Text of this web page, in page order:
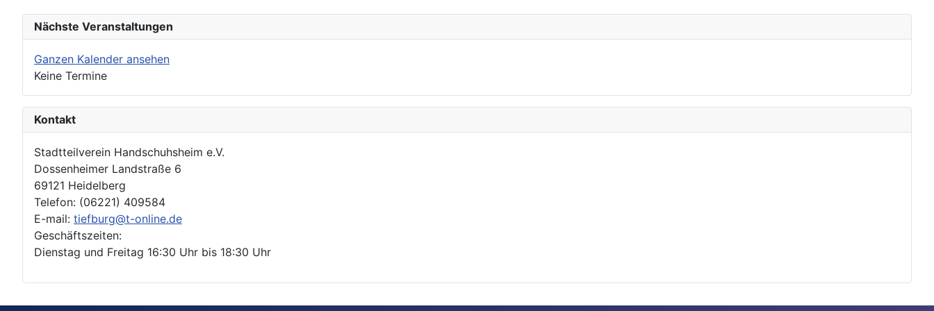
Nächste Veranstaltungen
Ganzen Kalender ansehen
Keine Termine
Kontakt
Stadtteilverein Handschuhsheim e.V.
Dossenheimer Landstraße 6
69121 Heidelberg
Telefon: (06221) 409584
E-mail: tiefburg@t-online.de
Geschäftszeiten:
Dienstag und Freitag 16:30 Uhr bis 18:30 Uhr